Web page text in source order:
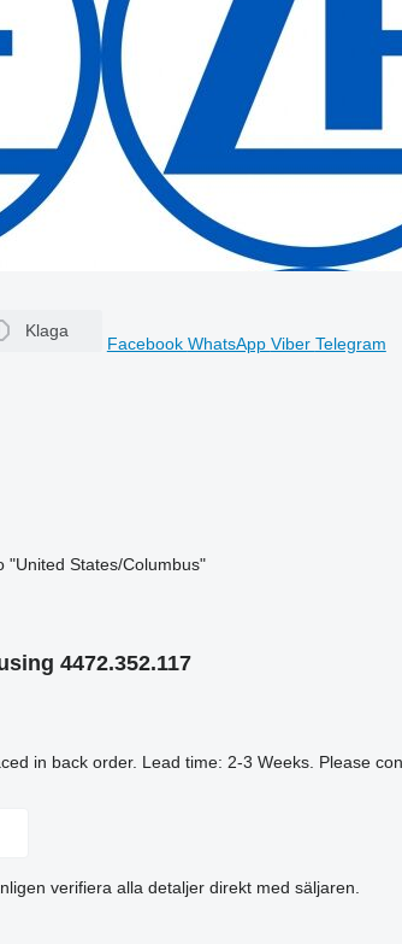
Klaga
Facebook WhatsApp Viber Telegram
"United States/Columbus"
4472.352.117
in back order. Lead time: 2-3 Weeks. Please
verifiera alla detaljer direkt med säljaren.